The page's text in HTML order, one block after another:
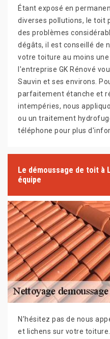
Étant exposé en
diverses pollutions, le toit
des problèmes
dégâts, il est conseillé de
votre toiture au moins
l'entreprise GK Rénové
Sauvin et ses environs.
parfaitement étanche et
intempéries, nous
ou un traitement
téléphone pour plus
Le démoussage de toit à
équipe
N’hésitez pas de nous
et lichens sur votre